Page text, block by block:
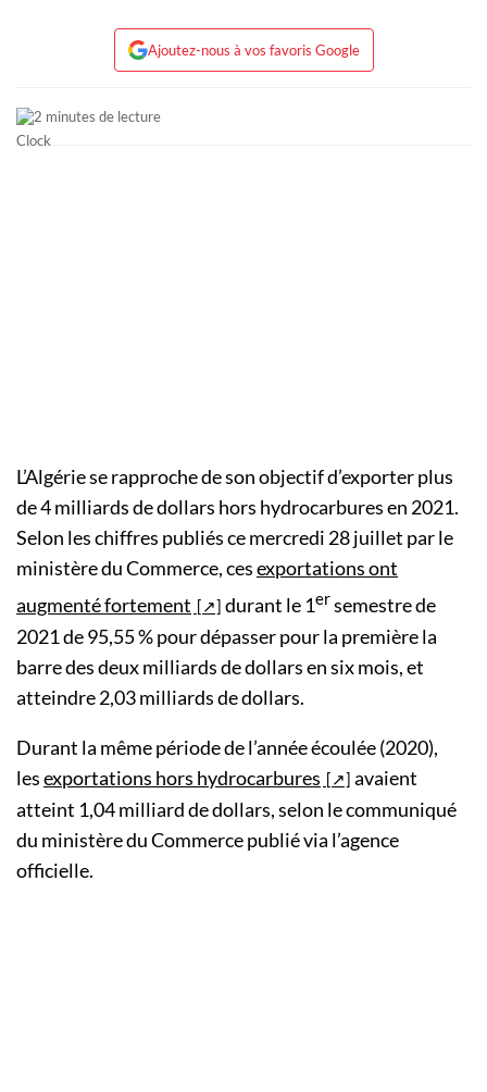
Ajoutez-nous à vos favoris Google
2 minutes de lecture
L’Algérie se rapproche de son objectif d’exporter plus
de 4 milliards de dollars hors hydrocarbures en 2021.
Selon les chiffres publiés ce mercredi 28 juillet par le
ministère du Commerce, cesexportations ont
augmenté fortement
durant le 1ersemestre de
2021 de 95,55 % pour dépasser pour la première la
barre des deux milliards de dollars en six mois, et
atteindre 2,03 milliards de dollars.
Durant la même période de l’année écoulée (2020),
lesexportations hors hydrocarbures
avaient
atteint 1,04 milliard de dollars, selon le communiqué
du ministère du Commerce publié via l’agence
officielle.